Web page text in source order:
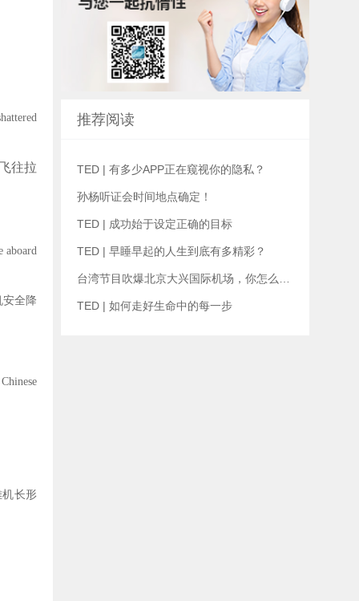
往拉
aboard
全降
机长形
推荐阅读
TED | 有多少APP正在窥视你的隐私？
孙杨听证会时间地点确定！
TED | 成功始于设定正确的目标
TED | 早睡早起的人生到底有多精彩？
台湾节目吹爆北京大兴国际机场，你怎么看？
TED | 如何走好生命中的每一步